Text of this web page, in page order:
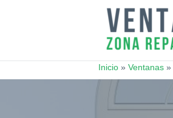
Inicio » Ventanas »